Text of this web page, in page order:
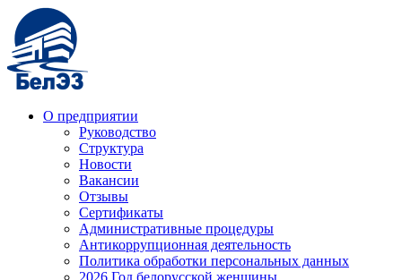
О предприятии
Руководство
Структура
Новости
Вакансии
Отзывы
Сертификаты
Административные процедуры
Антикоррупционная деятельность
Политика обработки персональных данных
2026 Год белорусской женщины